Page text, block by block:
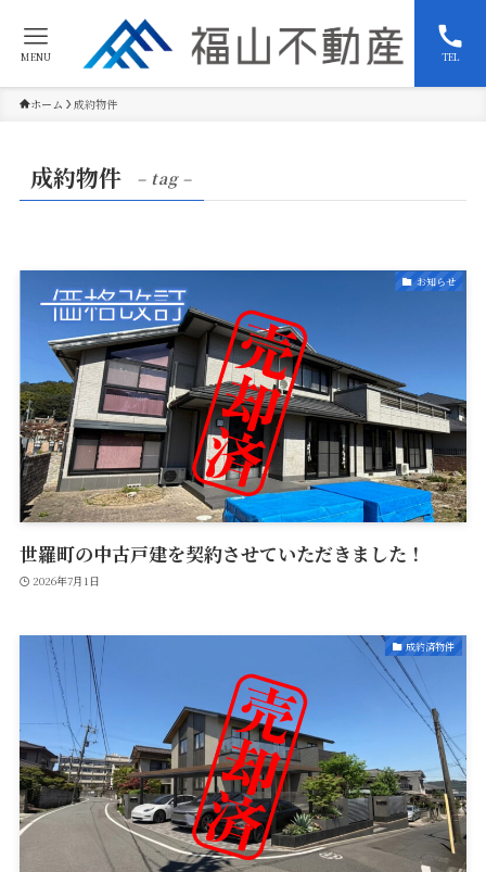
TEL
MENU
ホーム 成約物件
成約物件 – tag –
お知らせ
世羅町の中古戸建を契約させていただきました！
2026年7月1日
成約済物件